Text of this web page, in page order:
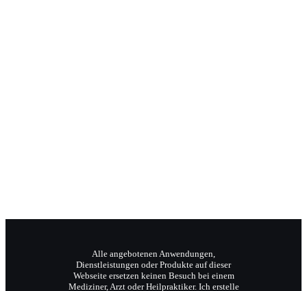
Alle angebotenen Anwendungen,
Dienstleistungen oder Produkte auf dieser
Webseite ersetzen keinen Besuch bei einem
Mediziner, Arzt oder Heilpraktiker. Ich erstelle